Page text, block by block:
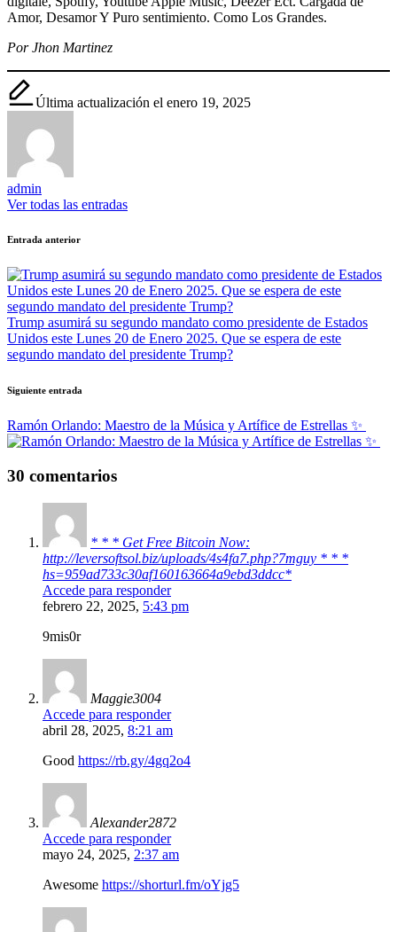
Amor, Desamor Y Puro sentimiento. Como Los Grandes.
Por Jhon Martinez
Última actualización el enero 19, 2025
admin
Ver todas las entradas
Navegación
de
entradas
Entrada anterior
Trump asumirá su segundo mandato como presidente de Estados
Unidos este Lunes 20 de Enero 2025. Que se espera de este
segundo mandato del presidente Trump?
Siguiente entrada
Ramón Orlando: Maestro de la Música y Artífice de Estrellas ✨
30 comentarios
* * * Get Free Bitcoin Now:
http://leversoftsol.biz/uploads/4s4fa7.php?7mguy * * *
hs=959ad733c30af160163664a9ebd3ddcc*
Accede para responder
febrero 22, 2025, 5:43 pm
9mis0r
Maggie3004
Accede para responder
abril 28, 2025, 8:21 am
Good https://rb.gy/4gq2o4
Alexander2872
Accede para responder
mayo 24, 2025, 2:37 am
Awesome https://shorturl.fm/oYjg5